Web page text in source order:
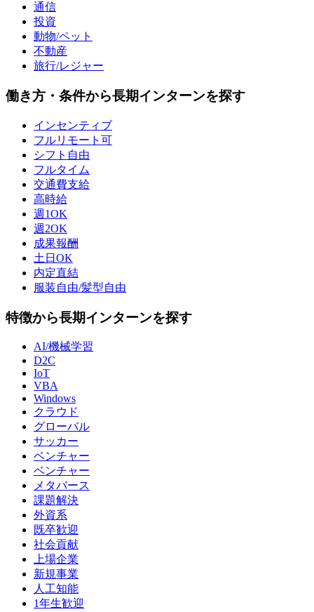
通信
投資
動物/ペット
不動産
旅行/レジャー
働き方・条件から長期インターンを探す
インセンティブ
フルリモート可
シフト自由
フルタイム
交通費支給
高時給
週1OK
週2OK
成果報酬
土日OK
内定直結
服装自由/髪型自由
特徴から長期インターンを探す
AI/機械学習
D2C
IoT
VBA
Windows
クラウド
グローバル
サッカー
ベンチャー
ベンチャー
メタバース
課題解決
外資系
既卒歓迎
社会貢献
上場企業
新規事業
人工知能
1年生歓迎